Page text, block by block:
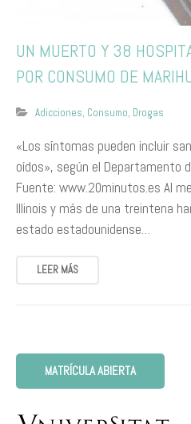
​U​N MUERTO Y ​38
POR CONSUMO DE
Adicciones, Consumo, Drogas
​«Los síntomas pueden incluir
oídos», según el Departamento
Fuente: www.20minutos.es Al
Illinois y más de una treintena
estado estadounidense…
LEER MÁS
MATRÍCULA ABIERTA